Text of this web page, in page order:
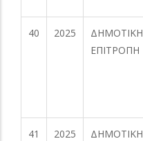
40 2025
ΔΗΜΟΤΙΚΗ
ΕΠΙΤΡΟΠΗ
41 2025
ΔΗΜΟΤΙΚΗ